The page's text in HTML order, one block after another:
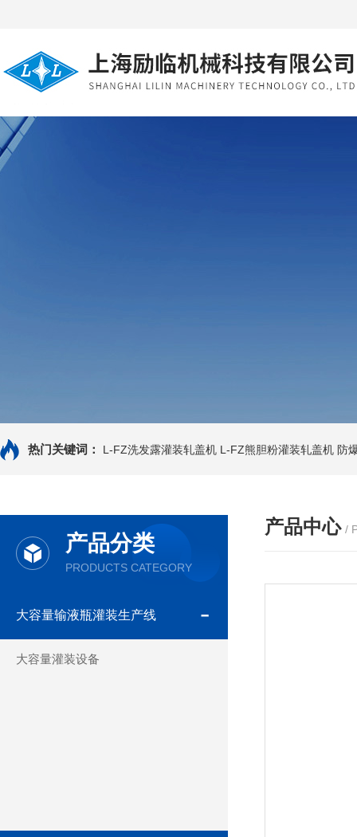
热门关键词： L-FZ洗发露灌装轧盖机 L-FZ熊胆粉灌装轧盖机 防
产品分类
PRODUCTS CATEGORY
大容量输液瓶灌装生产线
大容量灌装设备
产品中心 /